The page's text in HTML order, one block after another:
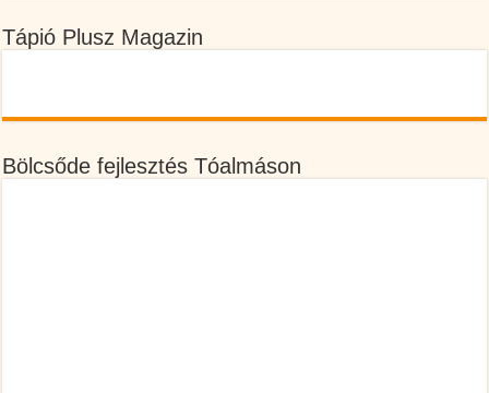
Tápió Plusz Magazin
Bölcsőde fejlesztés Tóalmáson